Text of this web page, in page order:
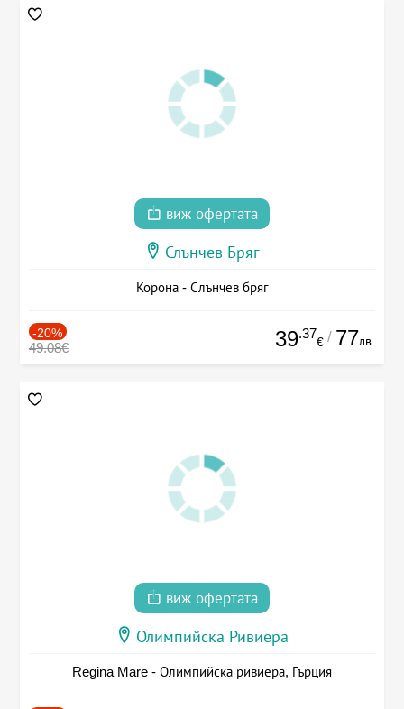
виж офертата
Слънчев Бряг
Корона - Слънчев бряг
-20%
49.08€ 39.37
€ / 77лв.
виж офертата
Олимпийска Ривиера
Regina Mare - Олимпийска ривиера, Гърция